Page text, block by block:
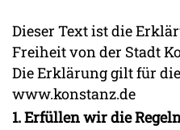
Dieser Text ist die
Freiheit von der Stadt
Die Erklärung gilt für
www.konstanz.de
1. Erfüllen wir die